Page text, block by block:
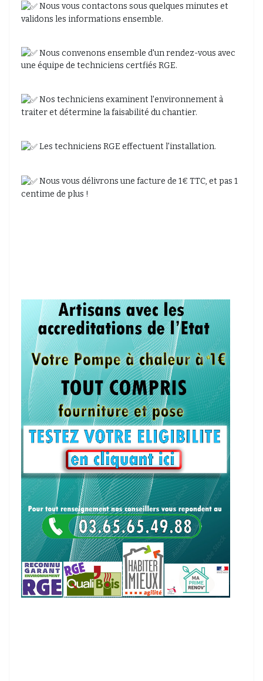
Nous vous contactons sous quelques minutes et
validons les informations ensemble.
Nous convenons ensemble d'un rendez-vous avec
une équipe de techniciens certfiés RGE.
Nos techniciens examinent l'environnement à
traiter et détermine la faisabilité du chantier.
Les techniciens RGE effectuent l'installation.
Nous vous délivrons une facture de 1€ TTC, et pas 1
centime de plus !